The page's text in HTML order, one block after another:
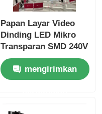
Papan Layar Video
Dinding LED Mikro
Transparan SMD 240V
mengirimkan